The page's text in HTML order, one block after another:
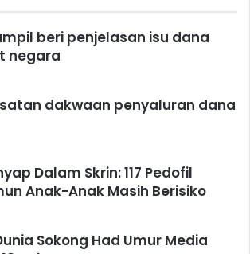
beri penjelasan isu dana
negara
dakwaan penyaluran dana
Dalam Skrin: 117 Pedofil
Anak-Anak Masih Berisiko
Sokong Had Umur Media